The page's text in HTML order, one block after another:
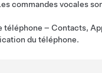
commandes vocales
téléphone – Contacts,
du téléphone.